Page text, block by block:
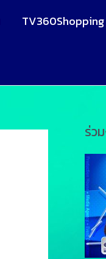
TV360Shopping
ร่ว